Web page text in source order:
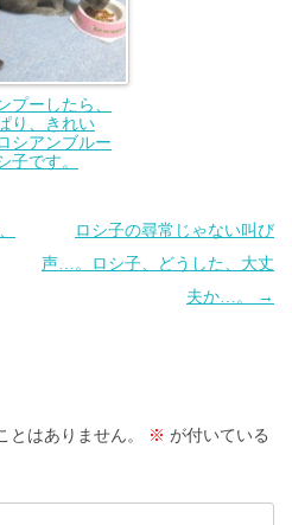
プーしたら、
り、きれい
シアンブルー
子です。
ロシ子の尋常じゃない叫び
声…。ロシ子、どうした、大丈
夫か…。
→
とはありません。 ※ が付いている